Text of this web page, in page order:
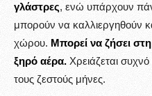
γλάστρες, ενώ υπάρχουν
μπορούν να καλλιεργηθούν
χώρου. Μπορεί να ζήσει
ξηρό αέρα. Χρειάζεται
τους ζεστούς μήνες.